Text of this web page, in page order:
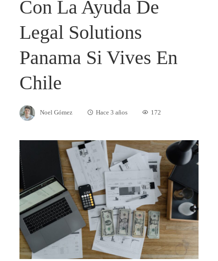
Con La Ayuda De
Legal Solutions
Panama Si Vives En
Chile
Noel Gómez Hace 3 años 172